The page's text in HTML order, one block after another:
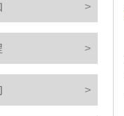
>
>
>